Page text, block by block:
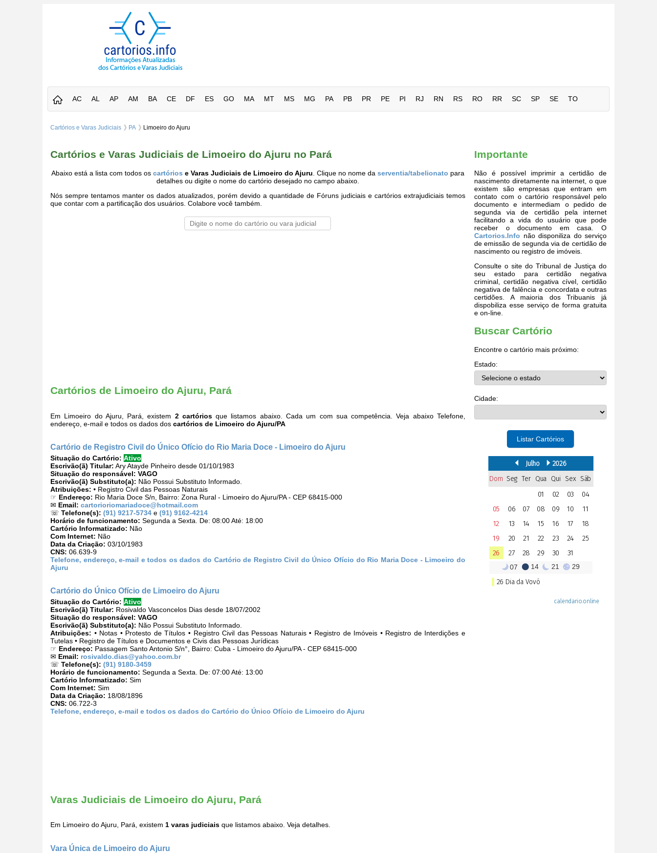
AC AL AP AM BA CE DF ES GO MA MT MS MG PA PB PR PE PI RJ RN RS RO RR SC SP SE TO
Cartórios e Varas Judiciais PA Limoeiro do Ajuru
Cartórios e Varas Judiciais de Limoeiro do Ajuru no Pará
Abaixo está a lista com todos os cartórios e Varas Judiciais de Limoeiro do Ajuru . Clique no nome da serventia/tabelionato para
detalhes ou digite o nome do cartório desejado no campo abaixo.
Nós sempre tentamos manter os dados atualizados, porém devido a quantidade de Fóruns judiciais e cartórios extrajudiciais temos
que contar com a partificação dos usuários. Colabore você também.
Cartórios de Limoeiro do Ajuru, Pará
Em Limoeiro do Ajuru, Pará, existem 2 cartóriosque listamos abaixo. Cada um com sua competência. Veja abaixo Telefone,
endereço, e-mail e todos os dados dos cartórios de Limoeiro do Ajuru/PA
Cartório de Registro Civil do Único Ofício do Rio Maria Doce - Limoeiro do Ajuru
Situação do Cartório: Ativo
Escrivão(ã) Titular: Ary Atayde Pinheiro desde 01/10/1983
Situação do responsável: VAGO
Escrivão(ã) Substituto(a): Não Possui Substituto Informado.
Atribuições: • Registro Civil das Pessoas Naturais
☞ Endereço: Rio Maria Doce S/n, Bairro: Zona Rural - Limoeiro do Ajuru/PA - CEP 68415-000
✉ Email: cartorioriomariadoce@hotmail.com
☏ Telefone(s): (91) 9217-5734 e (91) 9162-4214
Horário de funcionamento: Segunda a Sexta. De: 08:00 Até: 18:00
Cartório Informatizado: Não
Com Internet: Não
Data da Criação: 03/10/1983
CNS: 06.639-9
Telefone, endereço, e-mail e todos os dados do Cartório de Registro Civil do Único Ofício do Rio Maria Doce - Limoeiro do
Ajuru
Cartório do Único Ofício de Limoeiro do Ajuru
Situação do Cartório: Ativo
Escrivão(ã) Titular: Rosivaldo Vasconcelos Dias desde 18/07/2002
Situação do responsável: VAGO
Escrivão(ã) Substituto(a): Não Possui Substituto Informado.
Atribuições: • Notas • Protesto de Títulos • Registro Civil das Pessoas Naturais • Registro de Imóveis • Registro de Interdições e
Tutelas • Registro de Títulos e Documentos e Civis das Pessoas Jurídicas
☞ Endereço: Passagem Santo Antonio S/n°, Bairro: Cuba - Limoeiro do Ajuru/PA - CEP 68415-000
✉ Email: rosivaldo.dias@yahoo.com.br
☏ Telefone(s): (91) 9180-3459
Horário de funcionamento: Segunda a Sexta. De: 07:00 Até: 13:00
Cartório Informatizado: Sim
Com Internet: Sim
Data da Criação: 18/08/1896
CNS: 06.722-3
Telefone, endereço, e-mail e todos os dados do Cartório do Único Ofício de Limoeiro do Ajuru
Varas Judiciais de Limoeiro do Ajuru, Pará
Em Limoeiro do Ajuru, Pará, existem 1 varas judiciais que listamos abaixo. Veja detalhes.
Vara Única de Limoeiro do Ajuru
Importante
Não é possível imprimir a certidão de
nascimento diretamente na internet, o que
existem são empresas que entram em
contato com o cartório responsável pelo
documento e intermediam o pedido de
segunda via de certidão pela internet
facilitando a vida do usuário que pode
receber o documento em casa. O
Cartorios.Info não disponiliza do serviço
de emissão de segunda via de certidão de
nascimento ou registro de imóveis.
Consulte o site do Tribunal de Justiça do
seu estado para certidão negativa
criminal, certidão negativa cível, certidão
negativa de falência e concordata e outras
certidões. A maioria dos Tribuanis já
dispobiliza esse serviço de forma gratuita
e on-line.
Buscar Cartório
Encontre o cartório mais próximo:
Estado:
Cidade:
Listar Cartórios